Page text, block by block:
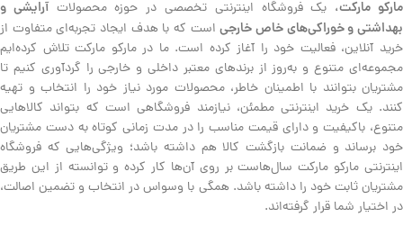
مارکو مارکت، یک فروشگاه اینترنتی تخصصی در حوزه محصولاتآرایشی و
بهداشتی و خوراکی‌های خاص خارجیاست که با هدف ایجاد تجربه‌ای متفاوت از
خرید آنلاین، فعالیت خود را آغاز کرده است. ما در مارکو مارکت تلاش کرده‌ایم
مجموعه‌ای متنوع و به‌روز از برندهای معتبر داخلی و خارجی را گردآوری کنیم تا
مشتریان بتوانند با اطمینان خاطر، محصولات مورد نیاز خود را انتخاب و تهیه
کنند. یک خرید اینترنتی مطمئن، نیازمند فروشگاهی است که بتواند کالاهایی
متنوع، باکیفیت و دارای قیمت مناسب را در مدت زمانی کوتاه به دست مشتریان
خود برساند و ضمانت بازگشت کالا هم داشته باشد؛ ویژگی‌هایی که فروشگاه
اینترنتی مارکو مارکت سال‌هاست بر روی آن‌ها کار کرده و توانسته از این طریق
مشتریان ثابت خود را داشته باشد. همگی با وسواس در انتخاب و تضمین اصالت،
در اختیار شما قرار گرفته‌اند.